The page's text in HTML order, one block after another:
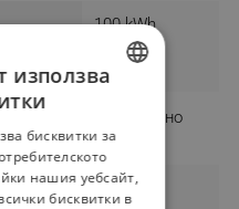
100 kWh
Стандартно
Бял
използва
бисквитки за
нашия уебсайт,
бисквитки в